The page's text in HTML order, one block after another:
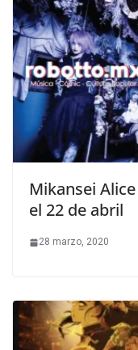
Mikansei
el 22 de abril
28 marzo, 2020